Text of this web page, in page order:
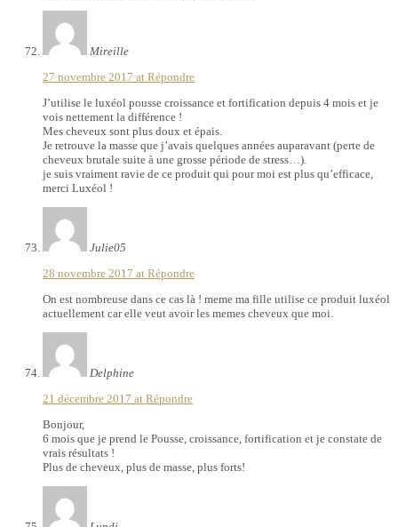
Mireille
27 novembre 2017 at Répondre
J’utilise le luxéol pousse croissance et fortification depuis 4 mois et je
vois nettement la différence !
Mes cheveux sont plus doux et épais.
Je retrouve la masse que j’avais quelques années auparavant (perte de
cheveux brutale suite à une grosse période de stress…).
je suis vraiment ravie de ce produit qui pour moi est plus qu’efficace,
merci Luxéol !
Julie05
28 novembre 2017 at Répondre
On est nombreuse dans ce cas là ! meme ma fille utilise ce produit luxéol
actuellement car elle veut avoir les memes cheveux que moi.
Delphine
21 décembre 2017 at Répondre
Bonjour,
6 mois que je prend le Pousse, croissance, fortification et je constate de
vrais résultats !
Plus de cheveux, plus de masse, plus forts!